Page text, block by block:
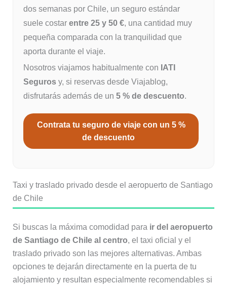
dos semanas por Chile, un seguro estándar
suele costar entre 25 y 50 €, una cantidad muy
pequeña comparada con la tranquilidad que
aporta durante el viaje.
Nosotros viajamos habitualmente con IATI
Segurosy, si reservas desde Viajablog,
disfrutarás además de un 5 % de descuento.
Contrata tu seguro de viaje con un 5 %
de descuento
Taxi y traslado privado desde el aeropuerto de Santiago
de Chile
Si buscas la máxima comodidad para ir del aeropuerto
de Santiago de Chile al centro, el taxi oficial y el
traslado privado son las mejores alternativas. Ambas
opciones te dejarán directamente en la puerta de tu
alojamiento y resultan especialmente recomendables si